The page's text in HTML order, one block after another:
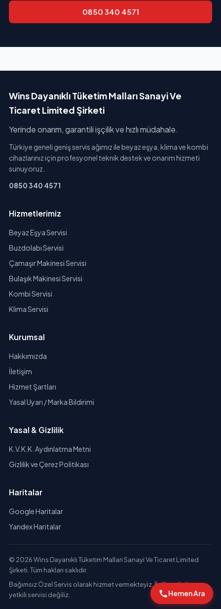
0850 340 4571
Wins Dayanıklı Tüketim Malları Sanayi Ve
Ticaret Limited Şirketi
Yerinde onarım, garantili işçilik ve hızlı müdahale.
Türkiye geneli geniş servis ağımız ile beyaz eşya, klima ve kombi
cihazlarınız için profesyonel teknik destek ve onarım hizmeti
sunuyoruz.
0850 340 4571
Hizmetlerimiz
Beyaz Eşya Servisi
Buzdolabı Servisi
Çamaşır Makinesi Servisi
Bulaşık Makinesi Servisi
Kombi Servisi
Klima Servisi
Kurumsal
Hakkımızda
İletişim
Hizmet Şartları
Yasal Uyarı / Marka Bildirimi
Yasal & Gizlilik
K.V.K.K. Aydınlatma Metni
Gizlilik ve Çerez Politikası
Haritalar
Google Haritalar
Yandex Haritalar
© 2026 Wins Dayanıklı Tüketim Malları Sanayi Ve Ticaret Limited
Şirketi. Tüm hakları saklıdır.
Bağımsız Özel Servis olarak hizmet vermekteyiz. İlgili markaların
yetkili servisi değiliz.
Hemen Ara